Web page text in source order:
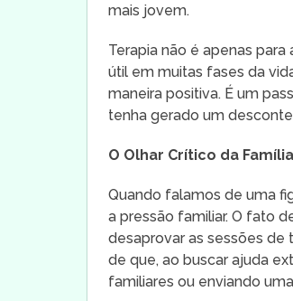
mais jovem.
Terapia não é apenas
útil em muitas fases da
maneira positiva. É um
tenha gerado um
O Olhar Crítico da Família
Quando falamos de uma
a pressão familiar. O fato
desaprovar as sessões de
de que, ao buscar ajuda
familiares ou enviando